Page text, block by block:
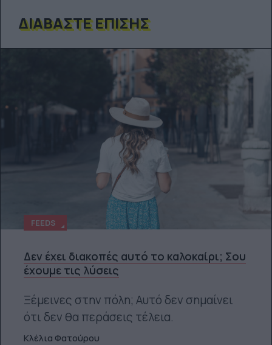
ΔΙΑΒΆΣΤΕ ΕΠΊΣΗΣ
FEEDS
Δεν έχει διακοπές αυτό το καλοκαίρι; Σου
έχουμε τις λύσεις
Ξέμεινες στην πόλη; Αυτό δεν σημαίνει
ότι δεν θα περάσεις τέλεια.
Κλέλια Φατούρου